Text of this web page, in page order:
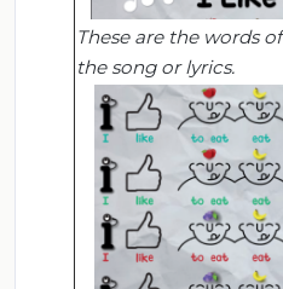
These are the words of
the song or lyrics.